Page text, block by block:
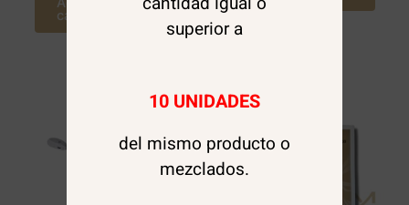
carrito
superior a
10 UNIDADES
del mismo producto o
mezclados.